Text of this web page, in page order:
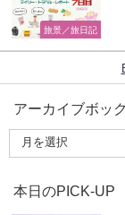
旅景／旅日記
アーカイブボッ
本日のPICK-UP